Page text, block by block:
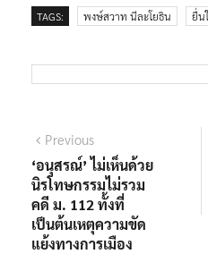
TAGS: พงษ์สวาท นีละโยธิน ยื่น
แนะแนว
เรื่อง
PreviousPrevious
post:
‘อนุสรณ์’ ไม่เห็นด้วย
นิรโทษกรรมไม่รวม
คดี ม. 112 ทั้งที่
เป็นต้นเหตุความขัด
แย้งทางการเมือง